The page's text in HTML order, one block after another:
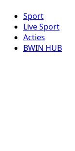
Sport
Live Sport
Acties
BWIN HUB